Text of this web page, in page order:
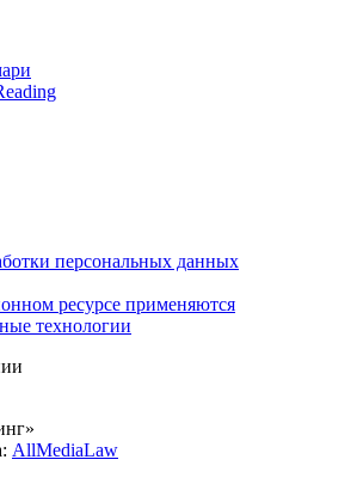
персональных данных
ресурсе применяются
технологии
AllMediaLaw